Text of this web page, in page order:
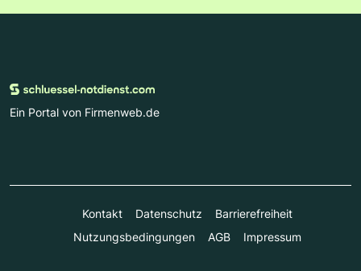
Ein Portal von Firmenweb.de
Kontakt Datenschutz
Barrierefreiheit
Nutzungsbedingungen
AGB Impressum